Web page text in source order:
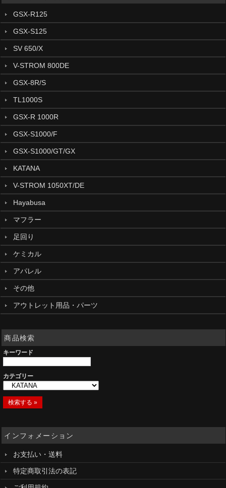
GSX-R125
GSX-S125
SV 650/X
V-STROM 800DE
GSX-8R/S
TL1000S
GSX-R 1000R
GSX-S1000/F
GSX-S1000/GT/GX
KATANA
V-STROM 1050XT/DE
Hayabusa
マフラー
足回り
ケミカル
アパレル
その他
アウトレット用品・パーツ
商品検索
キーワード
カテゴリー
インフォメーション
お支払い・送料
特定商取引法の表記